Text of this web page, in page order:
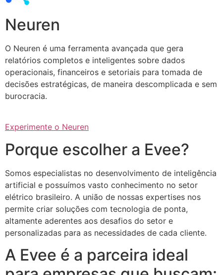
Neuren
O Neuren é uma ferramenta avançada que gera
relatórios completos e inteligentes sobre dados
operacionais, financeiros e setoriais para tomada de
decisões estratégicas, de maneira descomplicada e sem
burocracia.
Experimente o Neuren
Porque escolher a Evee?
Somos especialistas no desenvolvimento de inteligência
artificial e possuímos vasto conhecimento no setor
elétrico brasileiro. A união de nossas expertises nos
permite criar soluções com tecnologia de ponta,
altamente aderentes aos desafios do setor e
personalizadas para as necessidades de cada cliente.
A Evee é a parceira ideal